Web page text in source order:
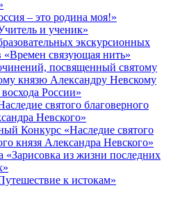
– это родина моя!»
и ученик»
экскурсионных
«Времен связующая нить»
посвященный святому
князю Александру Невскому
России»
святого благоверного
Невского»
Конкурс «Наследие святого
князя Александра Невского»
из жизни последних
к истокам»